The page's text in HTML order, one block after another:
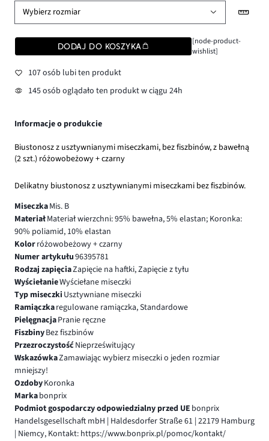
Wybierz rozmiar
DODAJ DO KOSZYKA
[node-product-
wishlist]
107 osób lubi ten produkt
145 osób oglądało ten produkt w ciągu 24h
Informacje o produkcie
Biustonosz z usztywnianymi miseczkami, bez fiszbinów, z bawełną
(2 szt.) różowobeżowy + czarny
Delikatny biustonosz z usztywnianymi miseczkami bez fiszbinów.
MiseczkaMis. B
MateriałMateriał wierzchni: 95% bawełna, 5% elastan; Koronka:
90% poliamid, 10% elastan
Kolorróżowobeżowy + czarny
Numer artykułu96395781
Rodzaj zapięciaZapięcie na haftki, Zapięcie z tyłu
WyściełanieWyściełane miseczki
Typ miseczki Usztywniane miseczki
Ramiączkaregulowane ramiączka, Standardowe
PielęgnacjaPranie ręczne
FiszbinyBez fiszbinów
PrzezroczystośćNieprześwitujący
WskazówkaZamawiając wybierz miseczki o jeden rozmiar
mniejszy!
OzdobyKoronka
Markabonprix
Podmiot gospodarczy odpowiedzialny przed UE bonprix
Handelsgesellschaft mbH | Haldesdorfer Straße 61 | 22179 Hamburg
| Niemcy, Kontakt: https://www.bonprix.pl/pomoc/kontakt/